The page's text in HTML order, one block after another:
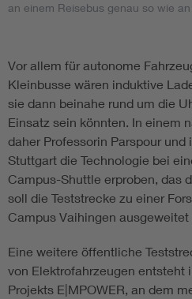
an einem Reisebus genau so wie
Vor allem für autonome
Kleinbusse wären induktive
sie dann beinahe rund um die
Einsatz sein könnten. In einem
daher Professorin Parspour und
Stuttgart die Technologie bei
Campus-Shuttle erproben, das
soll die Teststrecke zu einer
Campus Vaihingen ausgeweitet
Eine weitere öffentliche
von Elektrofahrzeugen entsteht
Projekts E|MPOWER, an dem